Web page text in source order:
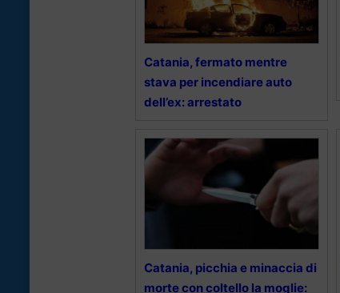
Catania, fermato mentre
stava per incendiare auto
dell’ex: arrestato
Catania, picchia e minaccia di
morte con coltello la moglie: